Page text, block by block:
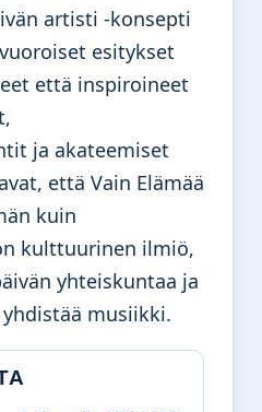
artisti -konsepti
esitykset
että inspiroineet
ja akateemiset
että Vain Elämää
kuin
kulttuurinen ilmiö,
yhteiskuntaa ja
musiikki.